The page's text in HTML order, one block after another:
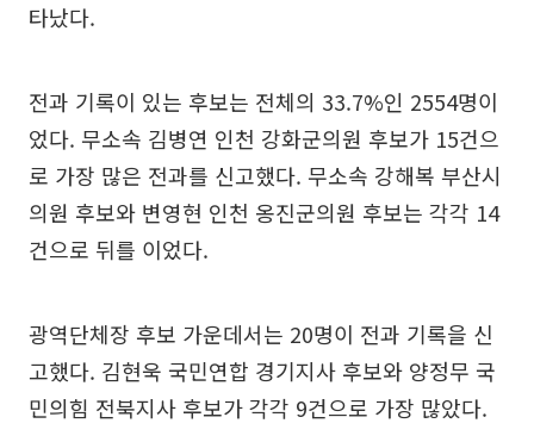
타났다.
전과 기록이 있는 후보는 전체의 33.7%인 2554명이
었다. 무소속 김병연 인천 강화군의원 후보가 15건으
로 가장 많은 전과를 신고했다. 무소속 강해복 부산시
의원 후보와 변영현 인천 옹진군의원 후보는 각각 14
건으로 뒤를 이었다.
광역단체장 후보 가운데서는 20명이 전과 기록을 신
고했다. 김현욱 국민연합 경기지사 후보와 양정무 국
민의힘 전북지사 후보가 각각 9건으로 가장 많았다.